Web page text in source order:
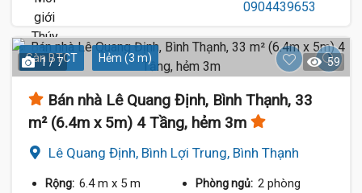
Sàn BTCT Hẻm (3 m)
1 / 7 59
Bán nhà Lê Quang Định, Bình Thạnh, 33
m² (6.4m x 5m) 4 Tầng, hẻm 3m
Lê Quang Định, Bình Lợi Trung, Bình Thạnh
Rộng: 6.4 m x 5 m Phòng ngủ: 2 phòng